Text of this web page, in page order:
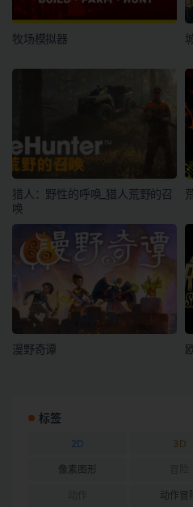
牧场模拟器
猎人：野性的呼唤_猎人荒野的召
唤
漫野奇谭
标签
2D 3D
像素图形
动作冒